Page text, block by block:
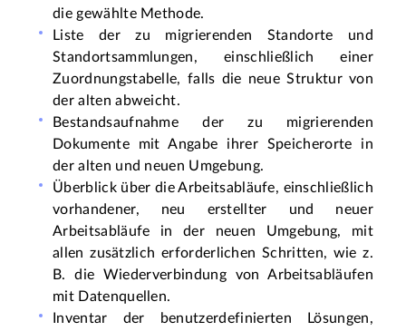
die gewählte Methode.
Liste der zu migrierenden Standorte und
Standortsammlungen, einschließlich einer
Zuordnungstabelle, falls die neue Struktur von
der alten abweicht.
Bestandsaufnahme der zu migrierenden
Dokumente mit Angabe ihrer Speicherorte in
der alten und neuen Umgebung.
Überblick über die Arbeitsabläufe, einschließlich
vorhandener, neu erstellter und neuer
Arbeitsabläufe in der neuen Umgebung, mit
allen zusätzlich erforderlichen Schritten, wie z.
B. die Wiederverbindung von Arbeitsabläufen
mit Datenquellen.
Inventar der benutzerdefinierten Lösungen,